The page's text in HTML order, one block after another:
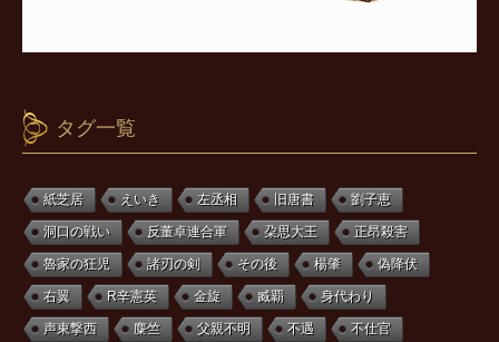
タグ一覧
紙芝居 えいき 左丞相 旧唐書 劉子恵
洞口の戦い 反董卓連合軍 朶思大王 正昂殺害
魯家の狂児 諸刃の剣 その後 楊肇 偽降伏
右翼 R辛憲英 金旋 臧覇 身代わり
声東撃西 麋竺 父親不明 不遇 不仕官